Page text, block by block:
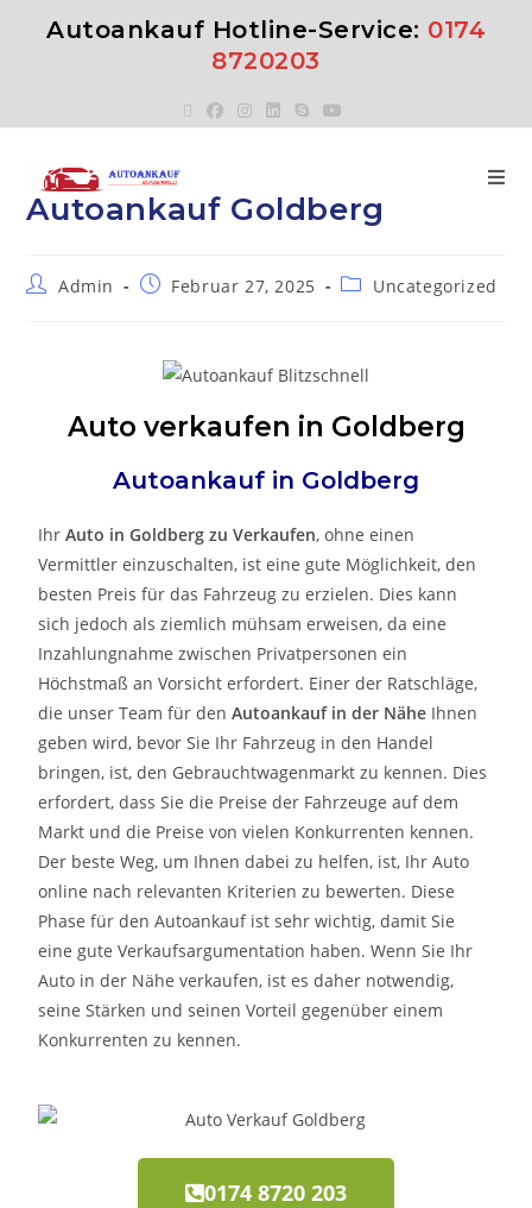
Autoankauf Hotline-Service: 0174
8720203
Autoankauf Goldberg
Admin Februar 27, 2025 Uncategorized
Auto verkaufen in Goldberg
Autoankauf in Goldberg
IhrAuto inGoldbergzuVerkaufen, ohne einen
Vermittler einzuschalten, ist eine gute Möglichkeit, den
besten Preis für das Fahrzeug zu erzielen. Dies kann
sich jedoch als ziemlich mühsam erweisen, da eine
Inzahlungnahme zwischen Privatpersonen ein
Höchstmaß an Vorsicht erfordert. Einer der Ratschläge,
die unser Team für denAutoankauf in der Nähe Ihnen
geben wird, bevor Sie Ihr Fahrzeug in den Handel
bringen, ist, den Gebrauchtwagenmarkt zu kennen. Dies
erfordert, dass Sie die Preise der Fahrzeuge auf dem
Markt und die Preise von vielen Konkurrenten kennen.
Der beste Weg, um Ihnen dabei zu helfen, ist, Ihr Auto
online nach relevanten Kriterien zu bewerten. Diese
Phase für den Autoankauf ist sehr wichtig, damit Sie
eine gute Verkaufsargumentation haben. Wenn Sie Ihr
Auto in der Nähe verkaufen, ist es daher notwendig,
seine Stärken und seinen Vorteil gegenüber einem
Konkurrenten zu kennen.
0174 8720 203